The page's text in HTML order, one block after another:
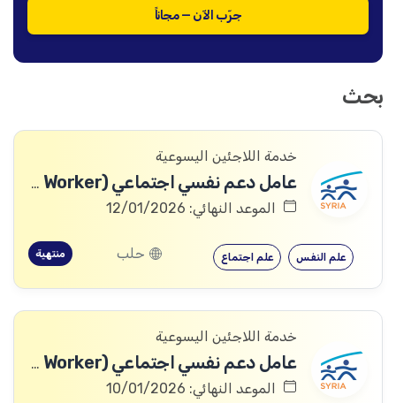
جرّب الآن — مجاناً
بحث
خدمة اللاجئين اليسوعية
عامل دعم نفسي اجتماعي (PSS Worker)
الموعد النهائي: 12/01/2026
علم اجتماع علم النفس حلب منتهية
خدمة اللاجئين اليسوعية
عامل دعم نفسي اجتماعي (PSS Worker)
الموعد النهائي: 10/01/2026